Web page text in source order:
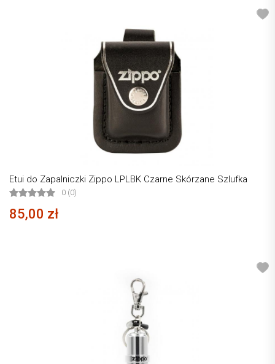
Etui do Zapalniczki Zippo LPLBK Czarne Skórzane Szlufka
0 (0)
85,00 zł